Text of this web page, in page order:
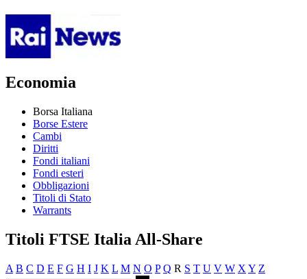
Economia
Borsa Italiana
Borse Estere
Cambi
Diritti
Fondi italiani
Fondi esteri
Obbligazioni
Titoli di Stato
Warrants
Titoli FTSE Italia All-Share
A B C D E F G H I J K L M N O P Q R S T U V W X Y Z